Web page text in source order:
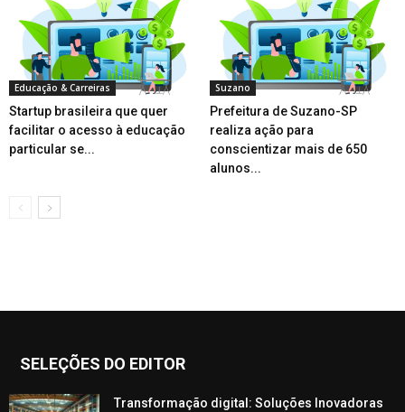
Educação & Carreiras
Startup brasileira que quer
facilitar o acesso à educação
particular se...
Suzano
Prefeitura de Suzano-SP
realiza ação para
conscientizar mais de 650
alunos...
SELEÇÕES DO EDITOR
Transformação digital: Soluções Inovadoras